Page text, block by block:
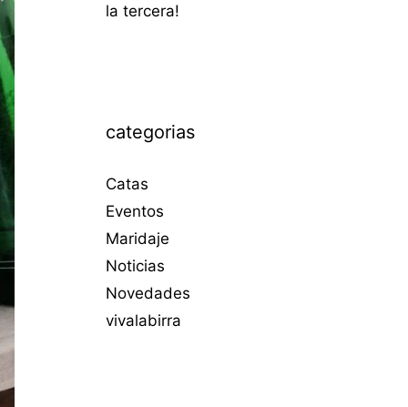
la tercera!
categorias
Catas
Eventos
Maridaje
Noticias
Novedades
vivalabirra